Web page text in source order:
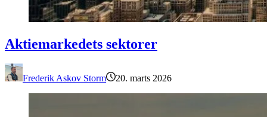
Aktiemarkedets sektorer
Frederik Askov Storm 20. marts 2026